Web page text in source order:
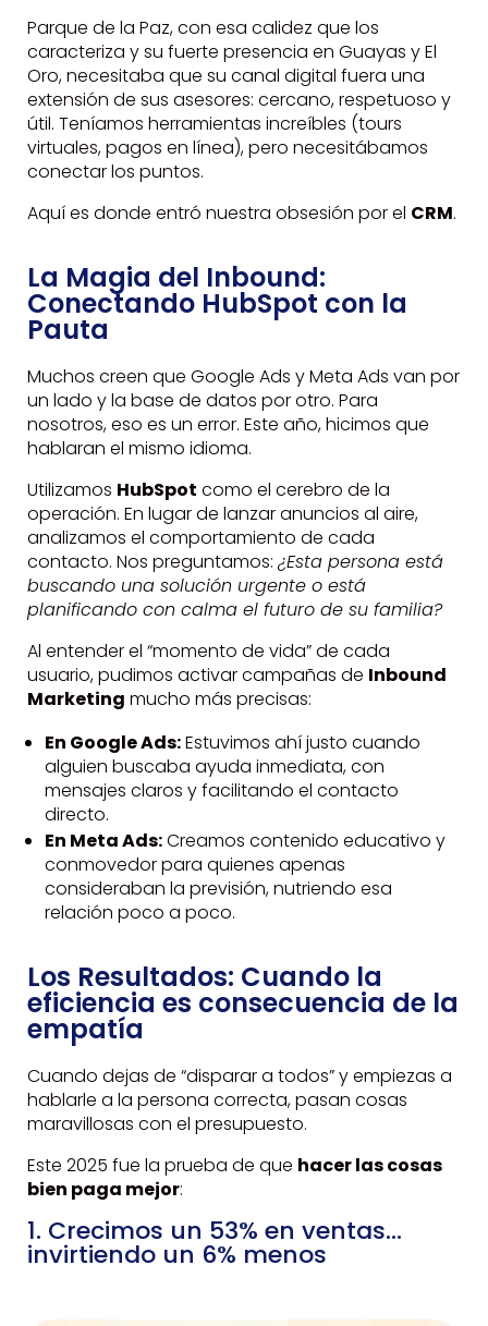
Parque de la Paz, con esa calidez que los
caracteriza y su fuerte presencia en Guayas y El
Oro, necesitaba que su canal digital fuera una
extensión de sus asesores: cercano, respetuoso y
útil. Teníamos herramientas increíbles (tours
virtuales, pagos en línea), pero necesitábamos
conectar los puntos.
Aquí es donde entró nuestra obsesión por el CRM.
La Magia del Inbound:
Conectando HubSpot con la
Pauta
Muchos creen que Google Ads y Meta Ads van por
un lado y la base de datos por otro. Para
nosotros, eso es un error. Este año, hicimos que
hablaran el mismo idioma.
Utilizamos HubSpot como el cerebro de la
operación. En lugar de lanzar anuncios al aire,
analizamos el comportamiento de cada
contacto. Nos preguntamos: ¿Esta persona está
buscando una solución urgente o está
planificando con calma el futuro de su familia?
Al entender el “momento de vida” de cada
usuario, pudimos activar campañas de Inbound
Marketing mucho más precisas:
En Google Ads:Estuvimos ahí justo cuando
alguien buscaba ayuda inmediata, con
mensajes claros y facilitando el contacto
directo.
En Meta Ads:Creamos contenido educativo y
conmovedor para quienes apenas
consideraban la previsión, nutriendo esa
relación poco a poco.
Los Resultados: Cuando la
eficiencia es consecuencia de la
empatía
Cuando dejas de “disparar a todos” y empiezas a
hablarle a la persona correcta, pasan cosas
maravillosas con el presupuesto.
Este 2025 fue la prueba de que hacer las cosas
bien paga mejor:
1. Crecimos un 53% en ventas…
invirtiendo un 6% menos